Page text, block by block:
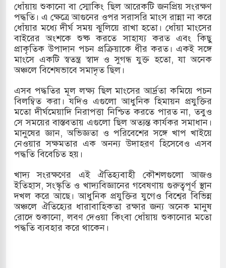
ধোঁয়ায় শুকানো বা স্মোকিং ছিল আরেকটি জনপ্রিয় সংরক্ষণ
পদ্ধতি। এ ক্ষেত্রে আগুনের ওপর সরাসরি মাংস রান্না না করে
ধোঁয়ার মধ্যে দীর্ঘ সময় ঝুলিয়ে রাখা হতো। ধোঁয়া মাংসের
বাইরের অংশকে শুষ্ক করতে সাহায্য করত এবং কিছু
প্রাকৃতিক উপাদান পচন প্রক্রিয়াকে ধীর করত। একই সঙ্গে
মাংসে একটি স্বতন্ত্র স্বাদ ও সুগন্ধ যুক্ত হতো, যা অনেক
অঞ্চলে বিশেষভাবে সমাদৃত ছিল।
এসব পদ্ধতির মূল লক্ষ্য ছিল মাংসের আর্দ্রতা কমিয়ে পচন
বিলম্বিত করা। যদিও এগুলো আধুনিক হিমায়ন প্রযুক্তির
মতো দীর্ঘমেয়াদি নিরাপত্তা নিশ্চিত করতে পারত না, তবুও
সে সময়ের বাস্তবতায় এগুলো ছিল অত্যন্ত কার্যকর সমাধান।
মানুষের জ্ঞান, অভিজ্ঞতা ও পরিবেশের সঙ্গে খাপ খাইয়ে
নেওয়ার সক্ষমতার এক অনন্য উদাহরণ হিসেবেও এসব
পদ্ধতি বিবেচিত হয়।
খাদ্য সংরক্ষণের এই ঐতিহ্যবাহী কৌশলগুলো আজও
ইতিহাস, সংস্কৃতি ও খাদ্যবিজ্ঞানের গবেষণায় গুরুত্বপূর্ণ স্থান
দখল করে আছে। আধুনিক প্রযুক্তির যুগেও বিশ্বের বিভিন্ন
অঞ্চলে ঐতিহ্যের ধারাবাহিকতা রক্ষার জন্য অনেক মানুষ
রোদে শুকানো, লবণ দেওয়া কিংবা ধোঁয়ায় শুকানোর মতো
পদ্ধতি ব্যবহার করে থাকেন।